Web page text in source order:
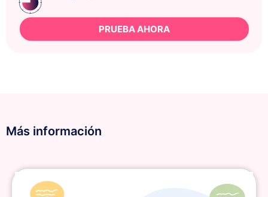
PRUEBA AHORA
Más información